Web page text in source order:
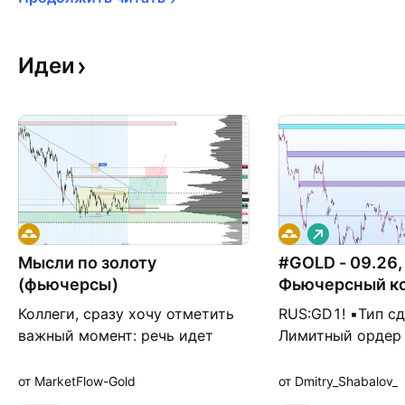
Идеи
Мысли по золоту
(фьючерсы)
Коллеги, сразу хочу отметить
важный момент: речь идет
Если вы торгуете CFD-
от MarketFlow-Gold
#GOLD - 09.26,
Фьючерсный
RUS:GD1! ▪️Тип
Лимитный ордер
Открытый ▪️Стоп
Д
л
и
н
а
я
от Dmitry_Shabalov_